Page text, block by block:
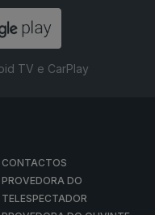
TV e CarPlay
CONTACTOS
PROVEDORA DO
TELESPECTADOR